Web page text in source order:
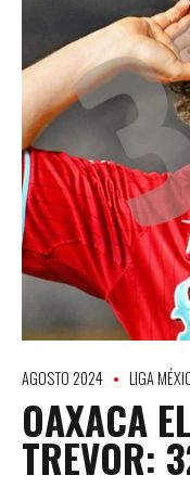
AGOSTO 2024 LIGA
OAXACA
TREVOR: